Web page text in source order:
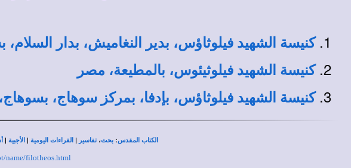
كنيسة الشهيد فيلوثاؤس، بدير النغاميش، بدار
كنيسة الشهيد فيلوثيئوس، بالمطيعة، مصر
كنيسة الشهيد فيلوثاؤس، بإدفا، بمركز سوهاج،
الكتاب المقدس:بحث،تفاسير | القراءات اليومية | الأجبية |
name/filotheos.html